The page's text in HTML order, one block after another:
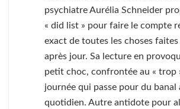
psychiatre Aurélia Schneider
« did list » pour faire le compte
exact de toutes les choses
après jour. Sa lecture en
petit choc, confrontée au « trop
journée qui passe pour du banal
quotidien. Autre antidote pour